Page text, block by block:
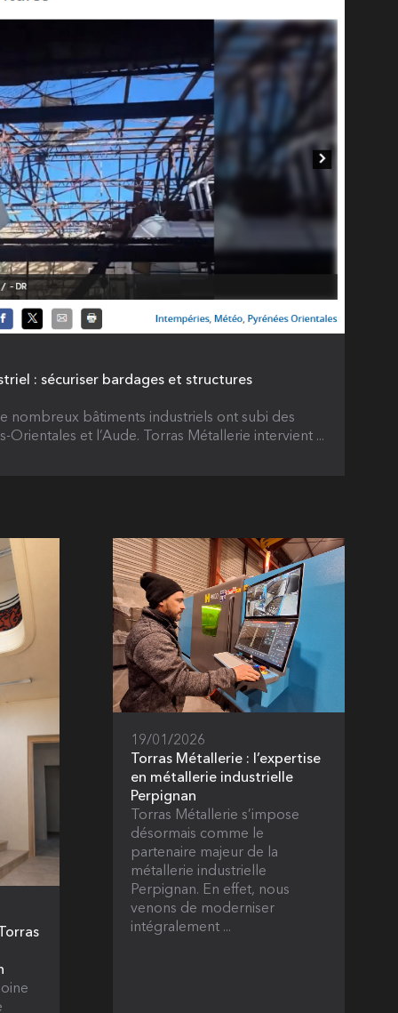
: sécuriser bardages et structures
nombreux bâtiments industriels ont subi des
Orientales et l’Aude. Torras Métallerie intervient ...
19/01/2026
Torras Métallerie : l’expertise
en métallerie industrielle
Perpignan
Torras Métallerie s’impose
désormais comme le
partenaire majeur de la
métallerie industrielle
Perpignan. En effet, nous
venons de moderniser
intégralement ...